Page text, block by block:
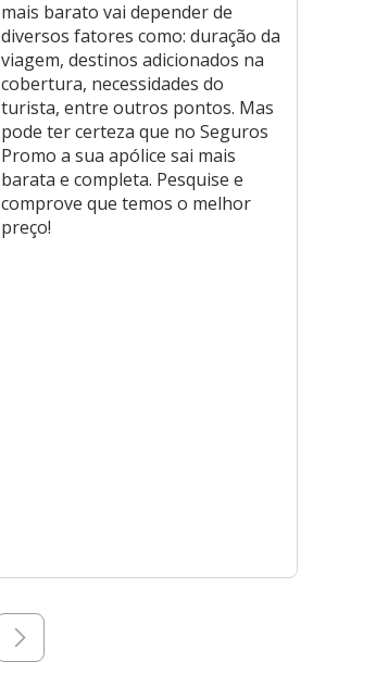
mais barato vai depender de
diversos fatores como: duração da
viagem, destinos adicionados na
cobertura, necessidades do
turista, entre outros pontos. Mas
pode ter certeza que no Seguros
Promo a sua apólice sai mais
barata e completa. Pesquise e
comprove que temos o melhor
preço!